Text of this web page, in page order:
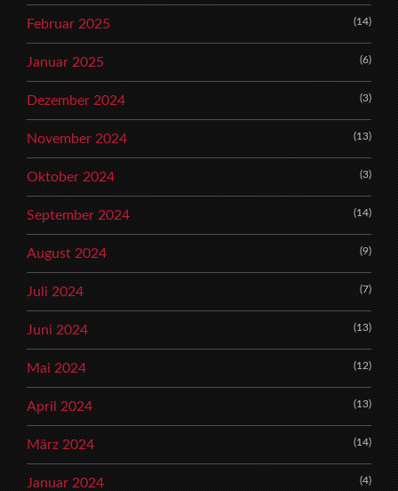
Februar 2025 (14)
Januar 2025 (6)
Dezember 2024 (3)
November 2024 (13)
Oktober 2024 (3)
September 2024 (14)
August 2024 (9)
Juli 2024 (7)
Juni 2024 (13)
Mai 2024 (12)
April 2024 (13)
März 2024 (14)
Januar 2024 (4)